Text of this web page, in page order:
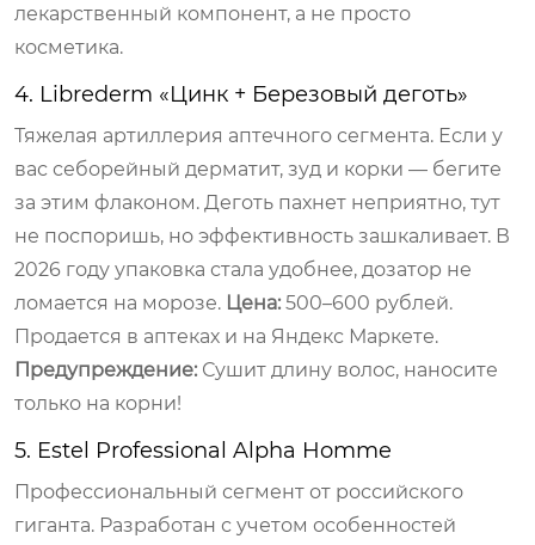
лекарственный компонент, а не просто
косметика.
4. Librederm «Цинк + Березовый деготь»
Тяжелая артиллерия аптечного сегмента. Если у
вас себорейный дерматит, зуд и корки — бегите
за этим флаконом. Деготь пахнет неприятно, тут
не поспоришь, но эффективность зашкаливает. В
2026 году упаковка стала удобнее, дозатор не
ломается на морозе. Цена: 500–600 рублей.
Продается в аптеках и на Яндекс Маркете.
Предупреждение: Сушит длину волос, наносите
только на корни!
5. Estel Professional Alpha Homme
Профессиональный сегмент от российского
гиганта. Разработан с учетом особенностей